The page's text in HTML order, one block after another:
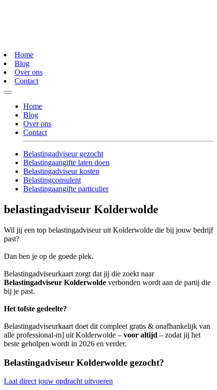
Home
Blog
Over ons
Contact
Home
Blog
Over ons
Contact
Belastingadviseur gezocht
Belastingaangifte laten doen
Belastingadviseur kosten
Belastingconsulent
Belastingaangifte particulier
belastingadviseur Kolderwolde
Wil jij een top belastingadviseur uit Kolderwolde die bij jouw bedrijf
past?
Dan ben je op de goede plek.
Belastingadviseurkaart zorgt dat jij die zoekt naar
Belastingadviseur Kolderwolde verbonden wordt aan de partij die
bij je past.
Het tofste gedeelte?
Belastingadviseurkaart doet dit compleet gratis & onafhankelijk van
alle professional-m] uit Kolderwolde – voor altijd – zodat jij het
beste geholpen wordt in 2026 en verder.
Belastingadviseur Kolderwolde gezocht?
Laat direct jouw opdracht uitvoeren